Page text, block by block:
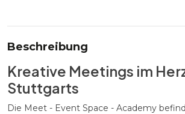
Beschreibung
Kreative Meetings im
Stuttgarts
Die Meet - Event Space - Academy